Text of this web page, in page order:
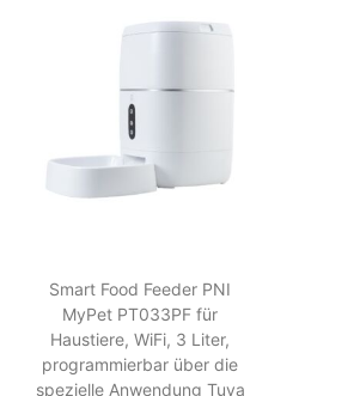
Smart Food Feeder PNI
MyPet PT033PF für
Haustiere, WiFi, 3 Liter,
programmierbar über die
spezielle Anwendung Tuya